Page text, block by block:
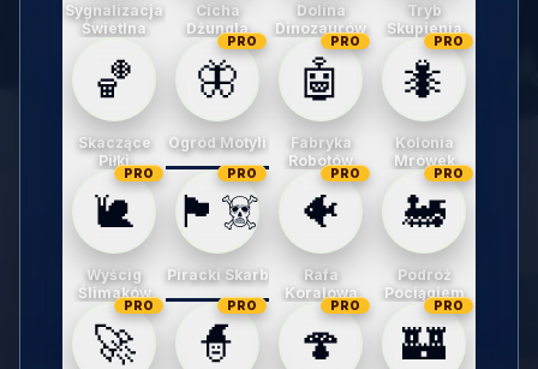
Sygnalizacja
Świetlna
Cicha
Dżungla
Dolina
Dinozaurów
Tryb
Skupienia
🏀
Skaczące
Piłki
🦋
PRO
Ogród Motyli
🤖
PRO
Fabryka
Robotów
🐜
PRO
Kolonia
Mrówek
🐌
PRO
Wyścig
Ślimaków
🏴‍☠️
PRO
Piracki Skarb
🐠
PRO
Rafa
Koralowa
🚂
PRO
Podróż
Pociągiem
🚀
PRO
🧙
PRO
🍄
PRO
🏰
PRO